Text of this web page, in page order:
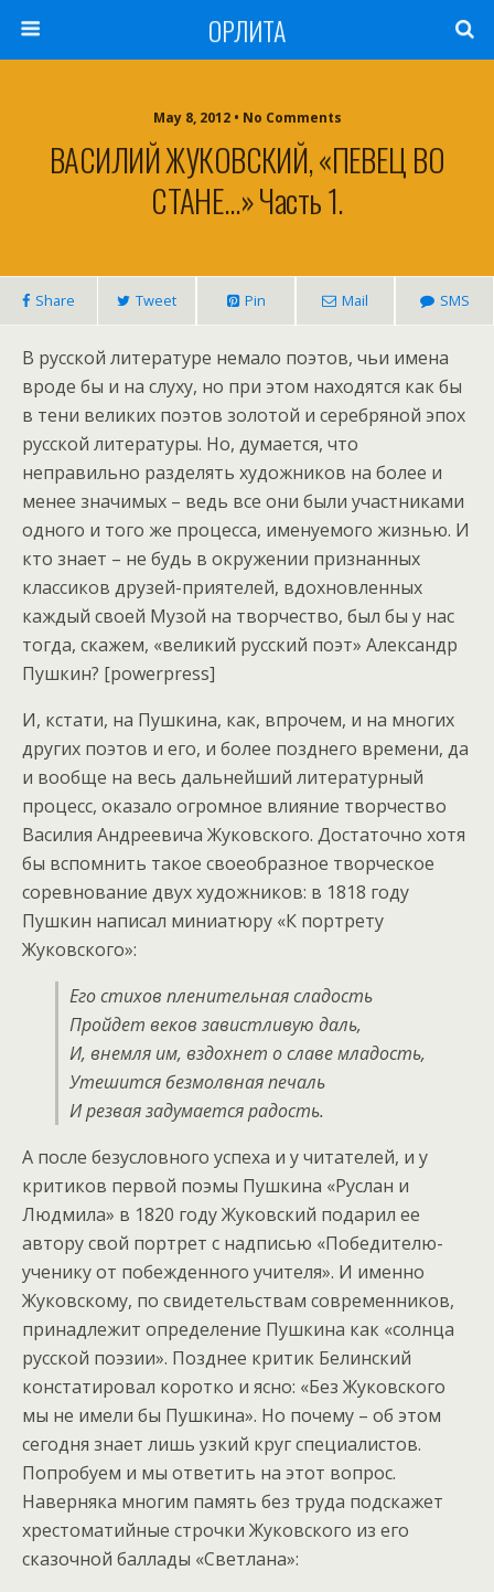
ОРЛИТА
May 8, 2012 • No Comments
ВАСИЛИЙ ЖУКОВСКИЙ, «ПЕВЕЦ ВО
СТАНЕ…» Часть 1.
Share Tweet Pin Mail SMS
В русской литературе немало поэтов, чьи имена
вроде бы и на слуху, но при этом находятся как бы
в тени великих поэтов золотой и серебряной эпох
русской литературы. Но, думается, что
неправильно разделять художников на более и
менее значимых – ведь все они были участниками
одного и того же процесса, именуемого жизнью. И
кто знает – не будь в окружении признанных
классиков друзей-приятелей, вдохновленных
каждый своей Музой на творчество, был бы у нас
тогда, скажем, «великий русский поэт» Александр
Пушкин? [powerpress]
И, кстати, на Пушкина, как, впрочем, и на многих
других поэтов и его, и более позднего времени, да
и вообще на весь дальнейший литературный
процесс, оказало огромное влияние творчество
Василия Андреевича Жуковского. Достаточно хотя
бы вспомнить такое своеобразное творческое
соревнование двух художников: в 1818 году
Пушкин написал миниатюру «К портрету
Жуковского»:
Его стихов пленительная сладость
Пройдет веков завистливую даль,
И, внемля им, вздохнет о славе младость,
Утешится безмолвная печаль
И резвая задумается радость.
А после безусловного успеха и у читателей, и у
критиков первой поэмы Пушкина «Руслан и
Людмила» в 1820 году Жуковский подарил ее
автору свой портрет с надписью «Победителю-
ученику от побежденного учителя». И именно
Жуковскому, по свидетельствам современников,
принадлежит определение Пушкина как «солнца
русской поэзии». Позднее критик Белинский
констатировал коротко и ясно: «Без Жуковского
мы не имели бы Пушкина». Но почему – об этом
сегодня знает лишь узкий круг специалистов.
Попробуем и мы ответить на этот вопрос.
Наверняка многим память без труда подскажет
хрестоматийные строчки Жуковского из его
сказочной баллады «Светлана»: